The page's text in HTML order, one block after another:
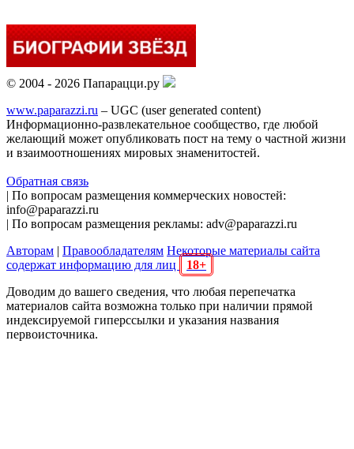
© 2004 - 2026 Папарацци.ру
www.paparazzi.ru – UGC (user generated content)
Информационно-развлекательное сообщество, где любой
желающий может опубликовать пост на тему о частной жизни
и взаимоотношениях мировых знаменитостей.
Обратная связь
| По вопросам размещения коммерческих новостей:
info@paparazzi.ru
| По вопросам размещения рекламы: adv@paparazzi.ru
Авторам | Правообладателям Некоторые материалы сайта
содержат информацию для лиц
18+
Доводим до вашего сведения, что любая перепечатка
материалов сайта возможна только при наличии прямой
индексируемой гиперссылки и указания названия
первоисточника.